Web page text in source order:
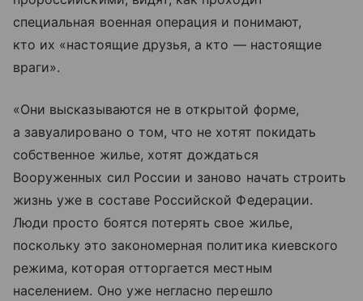
специальная военная операция и понимают,
кто их «настоящие друзья, а кто — настоящие
враги».
«Они высказываются не в открытой форме,
а завуалировано о том, что не хотят покидать
собственное жилье, хотят дождаться
Вооруженных сил России и заново начать строить
жизнь уже в составе Российской Федерации.
Люди просто боятся потерять свое жилье,
поскольку это закономерная политика киевского
режима, которая отторгается местным
населением. Оно уже негласно перешло